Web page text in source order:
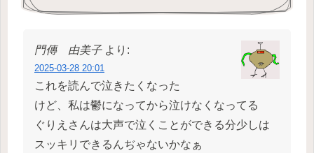
門傳 由美子 より:
2025-03-28 20:01
これを読んで泣きたくなった
けど、私は鬱になってから泣けなくなってる
ぐりえさんは大声で泣くことができる分少しは
スッキリできるんぢゃないかなぁ